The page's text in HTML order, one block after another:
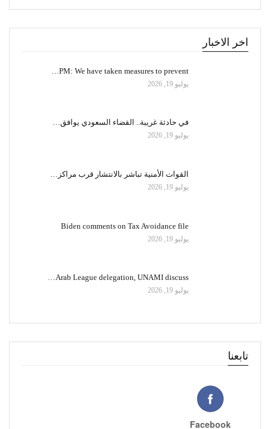
اخر الاخبار
PM: We have taken measures to prevent…
يوليو 19, 2026
في حادثة غريبة.. القضاء السعودي يوافق…
يوليو 19, 2026
القوات الأمنية تباشر بالانتشار قرب مراكز…
يوليو 19, 2026
Biden comments on Tax Avoidance file
يوليو 19, 2026
Arab League delegation, UNAMI discuss…
يوليو 19, 2026
تابعنا
Facebook